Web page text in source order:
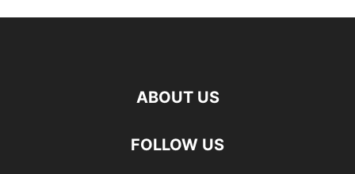
ABOUT US
FOLLOW US